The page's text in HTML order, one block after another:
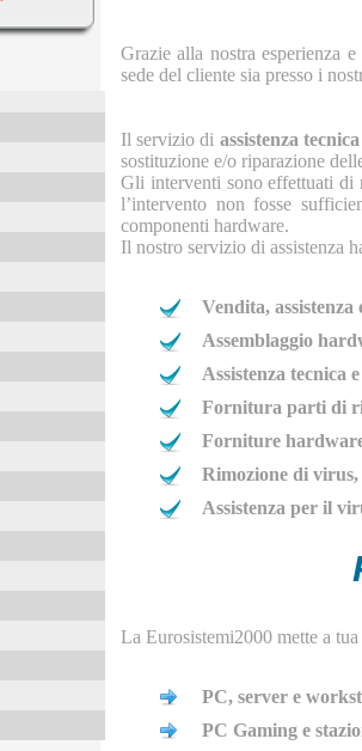
Grazie alla nostra esperienza
sede del cliente sia presso i
Il servizio di assistenza
sostituzione e/o riparazione
Gli interventi sono effettuati di
l’intervento non fosse
componenti hardware.
Il nostro servizio di assistenza
Vendita,
Assemblaggio
Assistenza tecnica
Fornitura parti di
Forniture
Rimozione di
Assistenza per il
La Eurosistemi2000 mette a
PC, server e
PC Gaming e